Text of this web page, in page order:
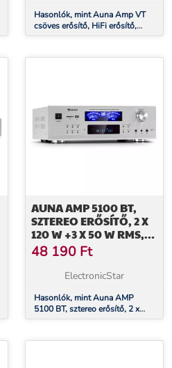
Hasonlók, mint Auna Amp VT
csöves erősítő, HiFi erősítő,
2x35W RMS, BT,
AUNA AMP 5100 BT,
SZTEREO ERŐSÍTŐ, 2 X
120 W +3 X 50 W RMS,
BT
48 190 Ft
ElectronicStar
Hasonlók, mint Auna AMP
5100 BT, sztereo erősítő, 2 x
120 W +3 x 50 W RMS, BT